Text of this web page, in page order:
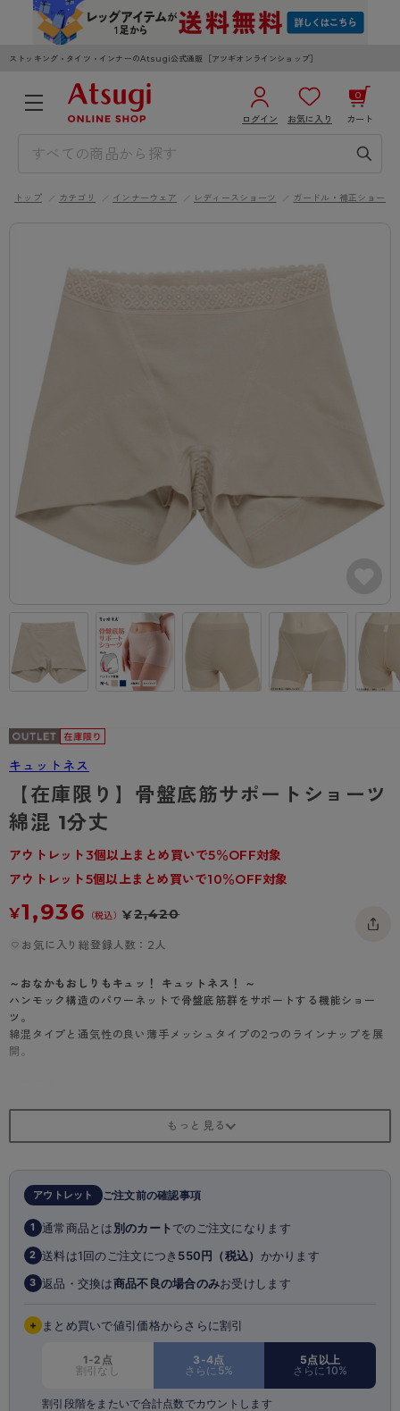
ストッキング・タイツ・インナーのAtsugi公式通販［アツギオンラインショップ］
ログイン お気に入り カート
0
3,980円以上のご購入で送料無料
WOMEN KIDS
- 無地ストッキング
- 柄ストッキング
- 着圧ストッキング
- パンティ部レスストッキング
タイツ
- 柄タイツ
- ひざ下丈タイツ
- 着圧タイツ
ソックス・靴下
レギンス・スパッツ
ブラジャー
- ノンワイヤーブラ
- ブラトップ
ショーツ
- レギュラーショーツ
肌着・インナー
- 長袖（七分袖以上）
- タンクトップ
- カップ付きインナー
ライフスタイルウェア
ボトムス
ルームウェア・パジャマ
アクティブ・スポーツ
- スポーツブラ
雑貨・小物
クルー・レギュラー丈ソックス
スニーカー丈・くるぶし丈ソックス
メンズパンツ
ボクサー
Tバック・ビキニ
肌着・インナー
ライフスタイルウェア
ボトムス
ルームウェア・パジャマ
ソックス・靴下
クルー・レギュラー丈ソックス
ハイソックス
スクールソックス
ブラジャー
ノンワイヤーブラ
スポーツブラ
ショーツ
レギュラーショーツ
ブランドから探す
AZGI
アスティーグ
スゴスト
フェイクタイツ
hotto comfort
スクールタイム
みんなの、みんなの。
CLINICAL
商品選びのお手伝い
私に似合う、ストッキング選び
タイツの選び方
ご利用ガイド
はじめての方へ
よくある質問（FAQ）
配送方法について
返品・交換について
お問い合わせについて
トップ カテゴリ インナーウェア レディースショーツ ガードル・補正ショーツ
キュットネス
【在庫限り】骨盤底筋サポートショーツ
綿混 1分丈
アウトレット3個以上まとめ買いで5％OFF対象
アウトレット5個以上まとめ買いで10％OFF対象
¥1,936 （税込） ¥2,420
お気に入り総登録人数：2人
～おなかもおしりもキュッ！ キュットネス！ ～
ハンモック構造のパワーネットで骨盤底筋群をサポートする機能ショー
ツ。
綿混タイプと通気性の良い薄手メッシュタイプの2つのラインナップを展
開。
きれいなボディラインをキープしながら、はくだけで骨盤底筋群をサポー
ハンモック構造のパワーネットが骨盤底筋を下からキュッと引き上げ支え
てくれます。
骨盤まわりは心地よいホールド感があり、下垂したおしりをキュッと引き
上げてヒップアップ！
お腹周りはパワーネット生地を二重にしているので、気になる下腹部もキ
ュッと押さえてすっきりとしたシルエットをかなえます。
クロッチ部分にギャザーを寄せているので、身体にしっかりとフィットし
て動いてもズレにくいのもポイント。
ンが出る洋服にもおすすめです。
1枚履き（直履き）できるので、普段のショーツ感覚で毎日気軽に履ける
アイテムです。
アウトレット ご注文前の確認事項
1 通常商品とは別のカートでのご注文になります
2 送料は1回のご注文につき 550円（税込） かかります
3 返品・交換は商品不良の場合のみお受けします
+ まとめ買いで値引価格からさらに割引
1-2点
割引なし
3-4点
さらに5%
5点以上
さらに10%
割引段階をまたいで合計点数でカウントします